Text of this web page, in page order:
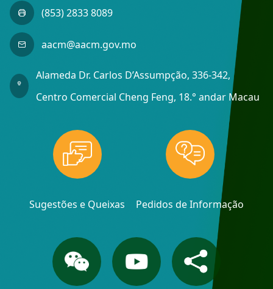
(853) 2833 8089
aacm@aacm.gov.mo
Alameda Dr. Carlos D’Assumpção, 336-342,
Centro Comercial Cheng Feng, 18.° andar Macau
Sugestões e Queixas Pedidos de Informação